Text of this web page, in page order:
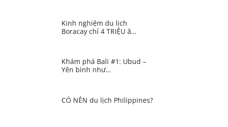
Kinh nghiệm du lịch
Boracay chỉ 4 TRIỆU ă…
Khám phá Bali #1: Ubud –
Yên bình như…
CÓ NÊN du lịch Philippines?